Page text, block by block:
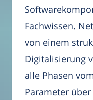
Fachwissen.
von einem
Digitalisierung
alle Phasen
Parameter